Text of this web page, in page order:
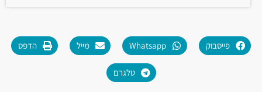
פייסבוק Whatsapp מייל הדפס
טלגרם